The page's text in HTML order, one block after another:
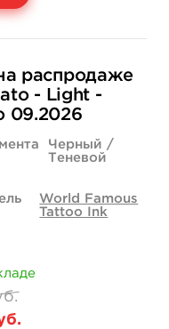
распродаже
- Light -
09.2026
Черный /
Теневой
World Famous
Tattoo Ink